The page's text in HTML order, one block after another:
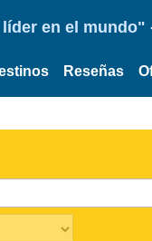
en el mundo"
Reseñas